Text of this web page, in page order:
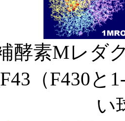
酵素Mレダ
（F430
い